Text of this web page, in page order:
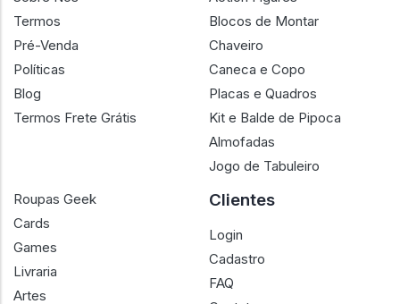
Termos
Pré-Venda
Políticas
Blog
Termos Frete Grátis
Blocos de Montar
Chaveiro
Caneca e Copo
Placas e Quadros
Kit e Balde de Pipoca
Almofadas
Jogo de Tabuleiro
Roupas Geek
Cards
Games
Livraria
Artes
Clientes
Login
Cadastro
FAQ